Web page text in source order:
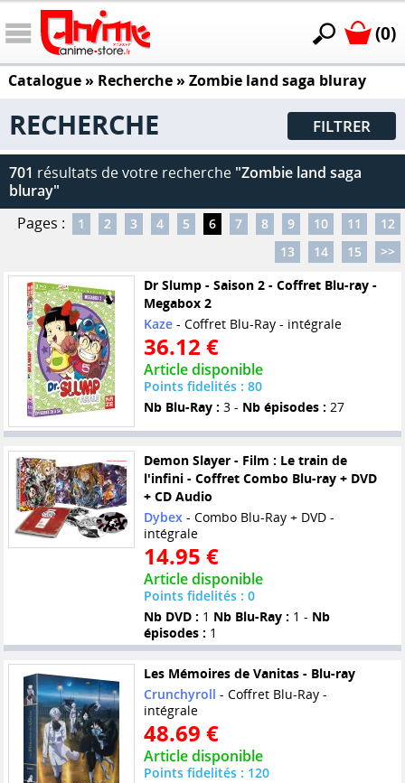
(0)
Catalogue» Recherche » Zombie land saga bluray
RECHERCHE FILTRER
701 résultats de votre recherche "Zombie land saga
bluray"
Pages :
1 2 3 4 5 6 7 8 9 10 11
12
13
14 15
>>
Dr Slump - Saison 2 - Coffret Blu-ray -
Megabox 2
Kaze- Coffret Blu-Ray - intégrale
36.12 €
Article disponible
Points fidelités : 80
Nb Blu-Ray : 3 - Nb épisodes : 27
Demon Slayer - Film : Le train de
l'infini - Coffret Combo Blu-ray + DVD
+ CD Audio
Dybex - Combo Blu-Ray + DVD -
intégrale
14.95 €
Article disponible
Points fidelités : 0
Nb DVD : 1 Nb Blu-Ray : 1 - Nb
épisodes : 1
Les Mémoires de Vanitas - Blu-ray
Crunchyroll - Coffret Blu-Ray -
intégrale
48.69 €
Article disponible
Points fidelités : 120